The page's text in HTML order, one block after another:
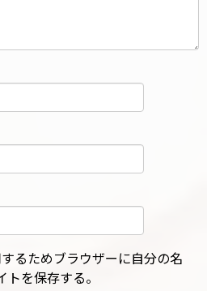
るためブラウザーに自分の名
を保存する。